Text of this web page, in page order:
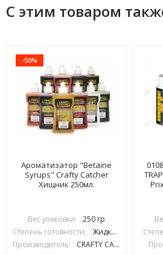
С этим товаром
-50%
Ароматизатор "Betaine
Syrups" Crafty Catcher
Хищник 250мл.
Вес упаковки:
250 гр
Степень готовности:
Жидкий
Производитель:
CRAFTY CATCHER